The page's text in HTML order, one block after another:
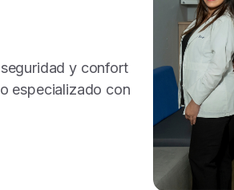
y confort
especializado con